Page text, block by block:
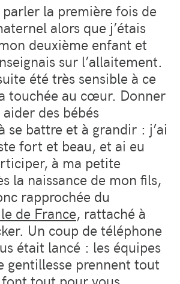
parler la première fois de
alors que j’étais
deuxième enfant et
sur l’allaitement.
été très sensible à ce
touchée au cœur. Donner
des bébés
se battre et à grandir : j’ai
fort et beau, et ai eu
à ma petite
la naissance de mon fils,
rapprochée du
de France, rattaché à
Un coup de téléphone
était lancé : les équipes
gentillesse prennent tout
tout pour vous